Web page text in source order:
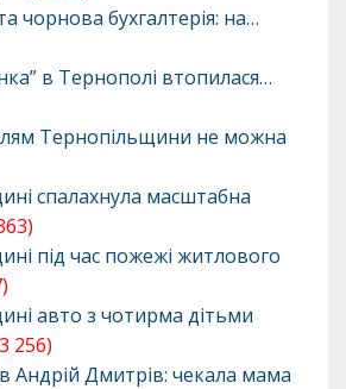
чорнова бухгалтерія: на…
в Тернополі втопилася…
Тернопільщини не можна
спалахнула масштабна
під час пожежі житлового
авто з чотирма дітьми
256)
Андрій Дмитрів: чекала мама